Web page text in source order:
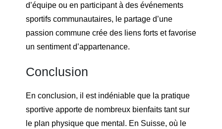
d’équipe ou en participant à des événements
sportifs communautaires, le partage d’une
passion commune crée des liens forts et favorise
un sentiment d’appartenance.
Conclusion
En conclusion, il est indéniable que la pratique
sportive apporte de nombreux bienfaits tant sur
le plan physique que mental. En Suisse, où le